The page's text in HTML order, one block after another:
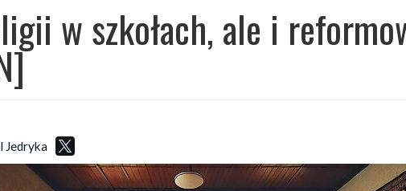
w szkołach, ale i
Jedryka